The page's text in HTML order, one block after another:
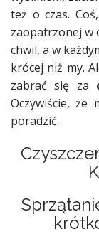
też o czas.
zaopatrzonej w
chwil, a w
krócej niż my.
zabrać się za
Oczywiście, że
poradzić.